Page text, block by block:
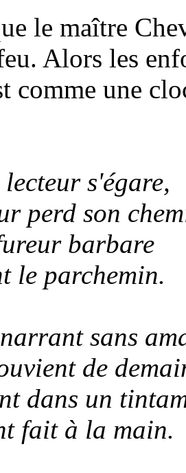
le maître
Alors les
comme une
s'égare,
perd son
barbare
le parchemin.
sans
de
dans un
fait à la main.